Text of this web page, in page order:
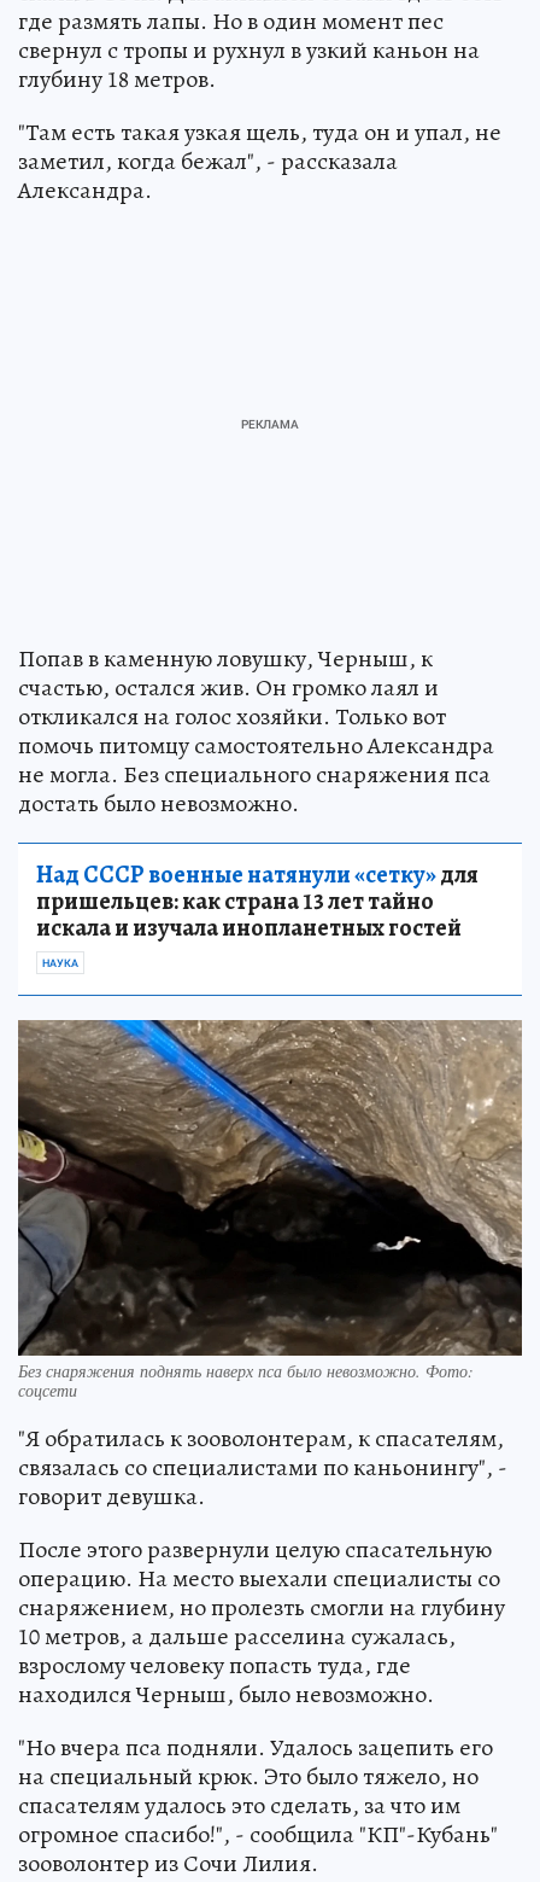
где размять лапы. Но в один момент пес
свернул с тропы и рухнул в узкий каньон на
глубину 18 метров.
"Там есть такая узкая щель, туда он и упал, не
заметил, когда бежал", - рассказала
Александра.
Попав в каменную ловушку, Черныш, к
счастью, остался жив. Он громко лаял и
откликался на голос хозяйки. Только вот
помочь питомцу самостоятельно Александра
не могла. Без специального снаряжения пса
достать было невозможно.
Над СССР военные натянули «сетку»для
пришельцев: как страна 13 лет тайно
искала и изучала инопланетных гостей
НАУКА
Без снаряжения поднять наверх пса было невозможно. Фото:
соцсети
"Я обратилась к зооволонтерам, к спасателям,
связалась со специалистами по каньонингу", -
говорит девушка.
После этого развернули целую спасательную
операцию. На место выехали специалисты со
снаряжением, но пролезть смогли на глубину
10 метров, а дальше расселина сужалась,
взрослому человеку попасть туда, где
находился Черныш, было невозможно.
"Но вчера пса подняли. Удалось зацепить его
на специальный крюк. Это было тяжело, но
спасателям удалось это сделать, за что им
огромное спасибо!", - сообщила "КП"-Кубань"
зооволонтер из Сочи Лилия.